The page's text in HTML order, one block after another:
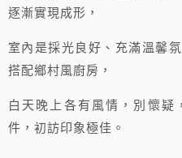
逐漸實現成形，
室內是採光良好、充滿溫馨
搭配鄉村風廚房，
白天晚上各有風情，別懷疑
件，初訪印象極佳。